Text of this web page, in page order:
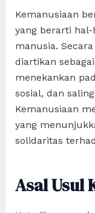
Kemanusiaan
yang berarti hal-
manusia.
diartikan
menekankan
sosial, dan
Kemanusiaan
yang
solidaritas
Asal Usul